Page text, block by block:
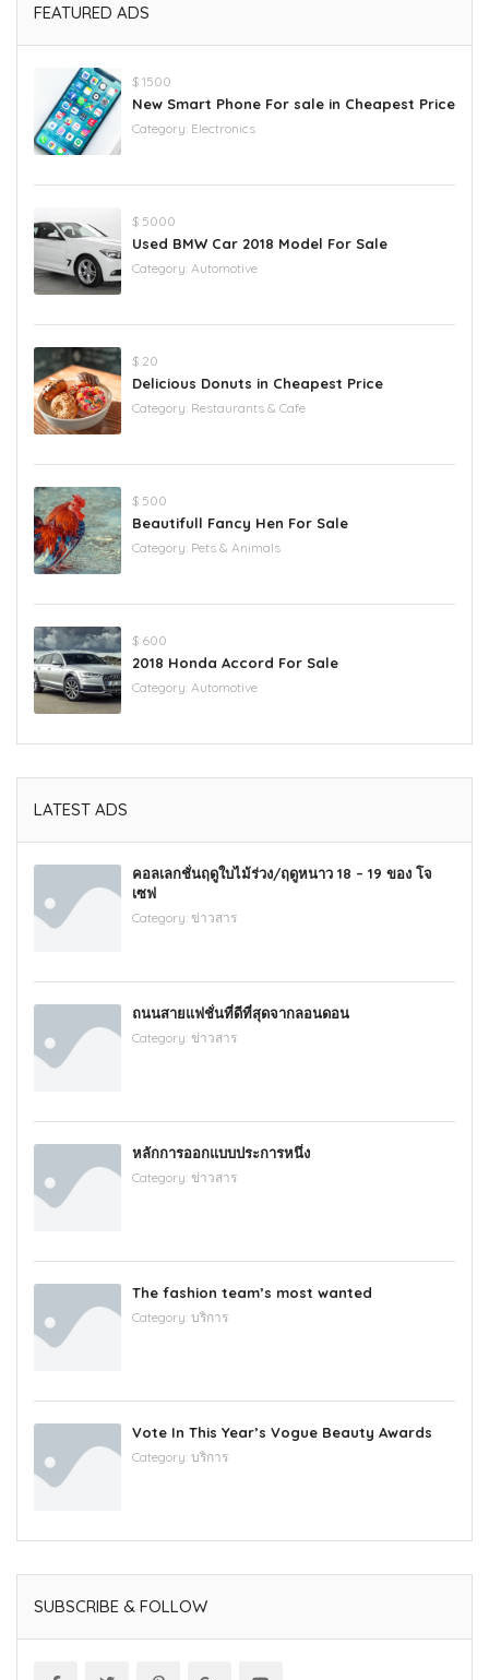
FEATURED ADS
$ 1500
New Smart Phone For sale in Cheapest Price
Category: Electronics
$ 5000
Used BMW Car 2018 Model For Sale
Category: Automotive
$ 20
Delicious Donuts in Cheapest Price
Category: Restaurants & Cafe
$ 500
Beautifull Fancy Hen For Sale
Category: Pets & Animals
$ 600
2018 Honda Accord For Sale
Category: Automotive
LATEST ADS
คอลเลกชั่นฤดูใบไม้ร่วง/ฤดูหนาว 18 – 19 ของ โจ
เซฟ
Category: ข่าวสาร
ถนนสายแฟชั่นที่ดีที่สุดจากลอนดอน
Category: ข่าวสาร
หลักการออกแบบประการหนึ่ง
Category: ข่าวสาร
The fashion team’s most wanted
Category: บริการ
Vote In This Year’s Vogue Beauty Awards
Category: บริการ
SUBSCRIBE & FOLLOW